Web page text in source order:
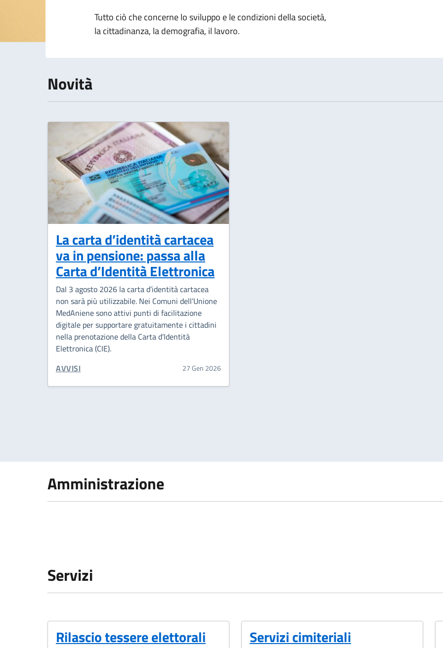
Dettagli della notizia
Tutto ciò che concerne lo sviluppo e le condizioni della società,
la cittadinanza, la demografia, il lavoro.
Novità
La carta d’identità cartacea
va in pensione: passa alla
Carta d’Identità Elettronica
Dal 3 agosto 2026 la carta d’identità cartacea
non sarà più utilizzabile. Nei Comuni dell’Unione
MedAniene sono attivi punti di facilitazione
digitale per supportare gratuitamente i cittadini
nella prenotazione della Carta d’Identità
Elettronica (CIE).
CATEGORIA CORRELATA:
AVVISI 27 Gen 2026
Amministrazione
Servizi
Rilascio tessere elettorali Servizi cimiteriali